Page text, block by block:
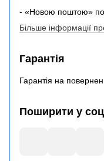
- «Новою поштою» по
Більше інформації
Гарантія
Гарантія на
Поширити у